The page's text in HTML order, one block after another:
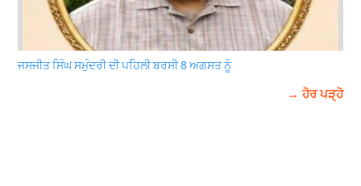
ਜਸਜੀਤ ਸਿੰਘ ਸਮੁੰਦਰੀ ਦੀ ਪਹਿਲੀ ਬਰਸੀ 8 ਅਗਸਤ ਨੂੰ
→ ਹੋਰ ਪੜ੍ਹੋ